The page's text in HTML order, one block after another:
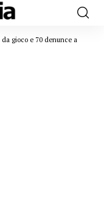
da gioco e 70 denunce a